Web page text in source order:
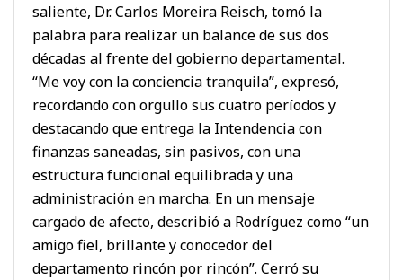
saliente, Dr. Carlos Moreira Reisch, tomó la
palabra para realizar un balance de sus dos
décadas al frente del gobierno departamental.
“Me voy con la conciencia tranquila”, expresó,
recordando con orgullo sus cuatro períodos y
destacando que entrega la Intendencia con
finanzas saneadas, sin pasivos, con una
estructura funcional equilibrada y una
administración en marcha. En un mensaje
cargado de afecto, describió a Rodríguez como “un
amigo fiel, brillante y conocedor del
departamento rincón por rincón”. Cerró su